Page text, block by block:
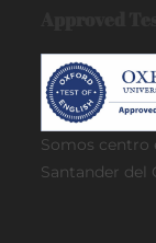
Somos centro
Santander del